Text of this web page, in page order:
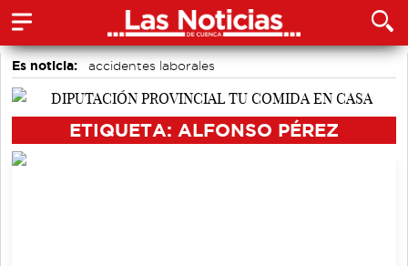
Es noticia:
accidentes laborales
Actividades culturales en Cuenca
BádmintonETIQUETA: ALFONSO PÉREZ